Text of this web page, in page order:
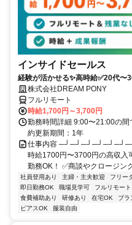
インサイドセールス
経験が活かせる✨高時給✅20代〜
株式会社DREAM PONY
フルリモート
時給1,700円～3,700円
勤務時間詳細 9:00〜21:00の
約更新期間：1年
仕事内容
時給1700円〜3700円の高収入
勤務OK！ ✅商談やクロージン
社員登用あり 主婦・主夫歓迎 フリー
即日勤務OK
職場見学可 フルリモート
食費補助あり
研修あり 在宅OK ブラ
ピアスOK
服装自由